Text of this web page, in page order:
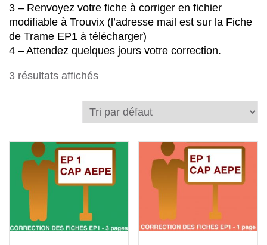
3 – Renvoyez votre fiche à corriger en fichier
modifiable à Trouvix (l’adresse mail est sur la Fiche
de Trame EP1 à télécharger)
4 – Attendez quelques jours votre correction.
3 résultats affichés